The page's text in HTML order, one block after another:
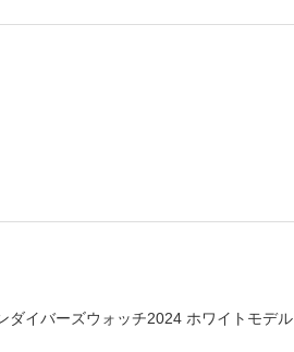
ダイバーズウォッチ2024 ホワイトモデル